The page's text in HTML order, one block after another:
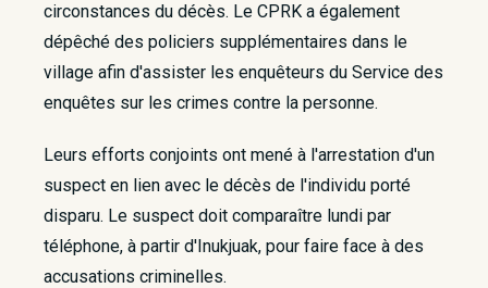
circonstances du décès. Le CPRK a également
dépêché des policiers supplémentaires dans le
village afin d'assister les enquêteurs du Service des
enquêtes sur les crimes contre la personne.
Leurs efforts conjoints ont mené à l'arrestation d'un
suspect en lien avec le décès de l'individu porté
disparu. Le suspect doit comparaître lundi par
téléphone, à partir d'Inukjuak, pour faire face à des
accusations criminelles.​